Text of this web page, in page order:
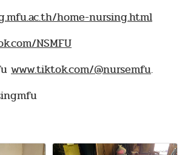
home-nursing.html
NSMFU
www.tiktok.com/@nursemfu.